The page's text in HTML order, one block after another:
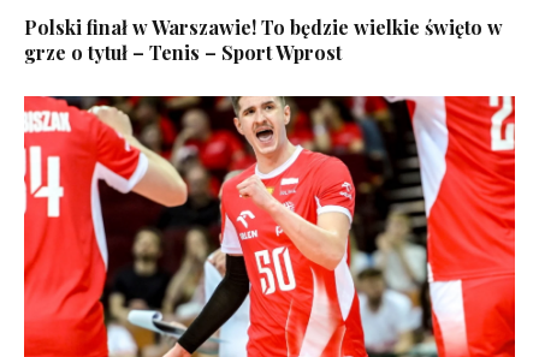
Polski finał w Warszawie! To będzie wielkie święto w
grze o tytuł – Tenis – Sport Wprost